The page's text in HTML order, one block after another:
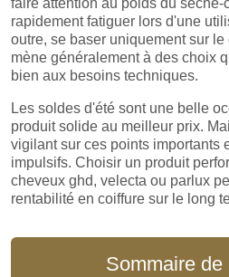
faire attention au poids du sèche-
rapidement fatiguer lors d'une
outre, se baser uniquement sur
mène généralement à des choix
bien aux besoins techniques.
Les soldes d'été sont une belle
produit solide au meilleur prix.
vigilant sur ces points importants
impulsifs. Choisir un produit
cheveux ghd, velecta ou parlux
rentabilité en coiffure sur le long
Sommaire de